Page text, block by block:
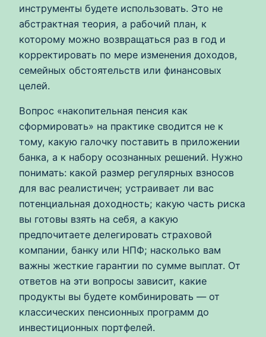
инструменты будете использовать. Это не
абстрактная теория, а рабочий план, к
которому можно возвращаться раз в год и
корректировать по мере изменения доходов,
семейных обстоятельств или финансовых
целей.
Вопрос «накопительная пенсия как
сформировать» на практике сводится не к
тому, какую галочку поставить в приложении
банка, а к набору осознанных решений. Нужно
понимать: какой размер регулярных взносов
для вас реалистичен; устраивает ли вас
потенциальная доходность; какую часть риска
вы готовы взять на себя, а какую
предпочитаете делегировать страховой
компании, банку или НПФ; насколько вам
важны жесткие гарантии по сумме выплат. От
ответов на эти вопросы зависит, какие
продукты вы будете комбинировать — от
классических пенсионных программ до
инвестиционных портфелей.